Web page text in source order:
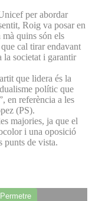
per abordar
Roig va posar en
quins són els
cal tirar endavant
la societat i garantir
que lidera és la
polític que
en referència a les
(PS).
majories, ja que el
i una oposició
punts de vista.
Permetre